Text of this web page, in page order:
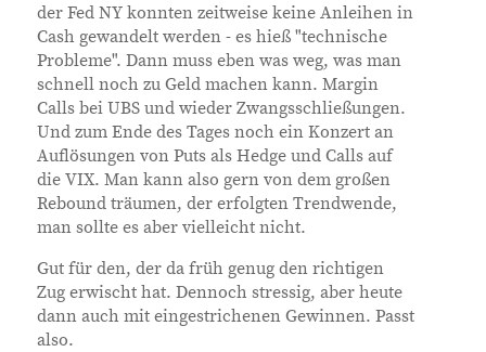
der Fed NY konnten zeitweise keine Anleihen in
Cash gewandelt werden - es hieß "technische
Probleme". Dann muss eben was weg, was man
schnell noch zu Geld machen kann. Margin
Calls bei UBS und wieder Zwangsschließungen.
Und zum Ende des Tages noch ein Konzert an
Auflösungen von Puts als Hedge und Calls auf
die VIX. Man kann also gern von dem großen
Rebound träumen, der erfolgten Trendwende,
man sollte es aber vielleicht nicht.
Gut für den, der da früh genug den richtigen
Zug erwischt hat. Dennoch stressig, aber heute
dann auch mit eingestrichenen Gewinnen. Passt
also.